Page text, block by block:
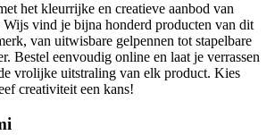
het kleurrijke en creatieve aanbod van
vind je bijna honderd producten van dit
van uitwisbare gelpennen tot stapelbare
Bestel eenvoudig online en laat je verrassen
vrolijke uitstraling van elk product. Kies
creativiteit een kans!